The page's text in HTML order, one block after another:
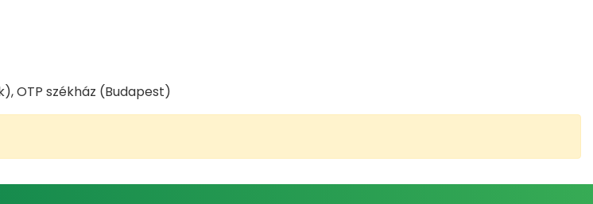
OTP székház (Budapest)